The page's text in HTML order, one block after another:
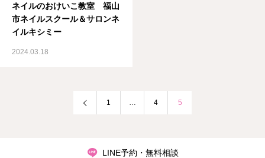
ネイルのおけいこ教室 福山
市ネイルスクール＆サロンネ
イルキシミー
2024.03.18
1 4 5
LINE予約・無料相談